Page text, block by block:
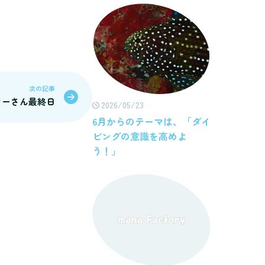
次の記事
さん最終日 2026/05/23
6月からのテーマは、「ダイ
ビングの意識を高めよ
う！」